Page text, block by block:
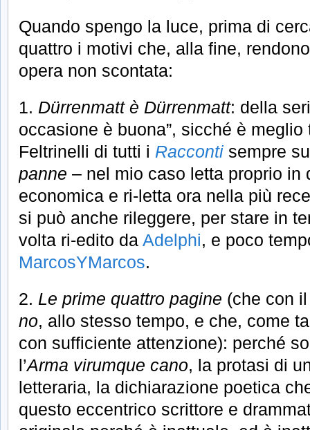
Quando spengo la luce, prima di
quattro i motivi che, alla fine,
opera non scontata:
1. Dürrenmatt è Dürrenmatt: della
occasione è buona”, sicché è meglio
Feltrinelli di tutti i Racconti sempre
panne – nel mio caso letta proprio in
economica e ri-letta ora nella più
si può anche rileggere, per stare in
volta ri-edito da Adelphi, e poco
MarcosYMarcos.
2. Le prime quattro pagine (che con
no, allo stesso tempo, e che, come
con sufficiente attenzione): perché
l’Arma virumque cano, la protasi di
letteraria, la dichiarazione poetica
questo eccentrico scrittore e